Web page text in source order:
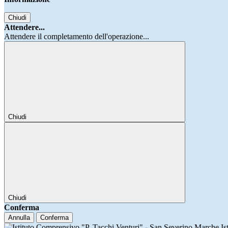
Chiudi
Attendere...
Attendere il completamento dell'operazione...
Chiudi
Chiudi
Conferma
Annulla Conferma